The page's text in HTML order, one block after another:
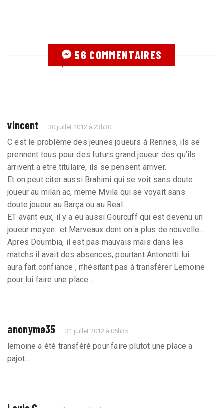
56 COMMENTAIRES
vincent 30 juillet 2012 à 23h30
C est le problème des jeunes joueurs à Rennes, ils se
prennent tous pour des futurs grand joueur des qu’ils
arrivent a etre titulaire, ils se pensent arriver.
Et on peut citer aussi Brahimi qui se voit sans doute
joueur au milan ac, meme Mvila qui se voyait sans
doute joueur au Barça ou au Real...
ET avant eux, il y a eu aussi Gourcuff qui est devenu un
joueur moyen...et Marveaux dont on a plus de nouvelle...
Apres Doumbia, il est pas mauvais mais dans les
matchs il avait des absences, pourtant Antonetti lui
aura fait confiance , n’hésitant pas à transférer Lemoine
pour lui faire une place....
anonyme35 31 juillet 2012 à 05h35
lemoine a été transféré pour faire plutot une place a
pajot.....